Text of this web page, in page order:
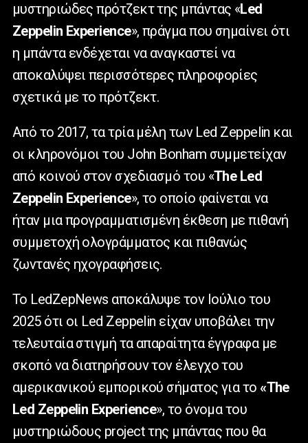
μυστηριώδες πρότζεκτ της μπάντας «Led
Zeppelin Experience», πράγμα που σημαίνει ότι
η μπάντα ενδέχεται να αναγκαστεί να
αποκαλύψει περισσότερες πληροφορίες
σχετικά με το πρότζεκτ.
Από το 2017, τα τρία μέλη των Led Zeppelin και
οι κληρονόμοι του John Bonham συμμετείχαν
από κοινού στον σχεδιασμό του «The Led
Zeppelin Experience», το οποίο φαίνεται να
ήταν μια προγραμματισμένη έκθεση με πιθανή
συμμετοχή ολογράμματος και πιθανώς
ζωντανές ηχογραφήσεις.
Το LedZepNews αποκάλυψε τον Ιούλιο του
2025 ότι οι Led Zeppelin είχαν υποβάλει την
τελευταία στιγμή τα απαραίτητα έγγραφα με
σκοπό να διατηρήσουν τον έλεγχο του
αμερικανικού εμπορικού σήματος για το«The
Led Zeppelin Experience», το όνομα του
μυστηριώδους project της μπάντας που θα